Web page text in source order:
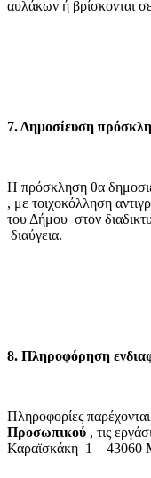
αυλάκων ή βρίσκονται
7. Δημοσίευση
Η πρόσκληση θα
, με τοιχοκόλληση
του Δήμου στον
διαύγεια.
8. Πληροφόρηση
Πληροφορίες
Προσωπικού , τις
Καραϊσκάκη 1 –